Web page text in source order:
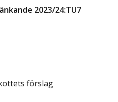
2023/24:TU7
förslag